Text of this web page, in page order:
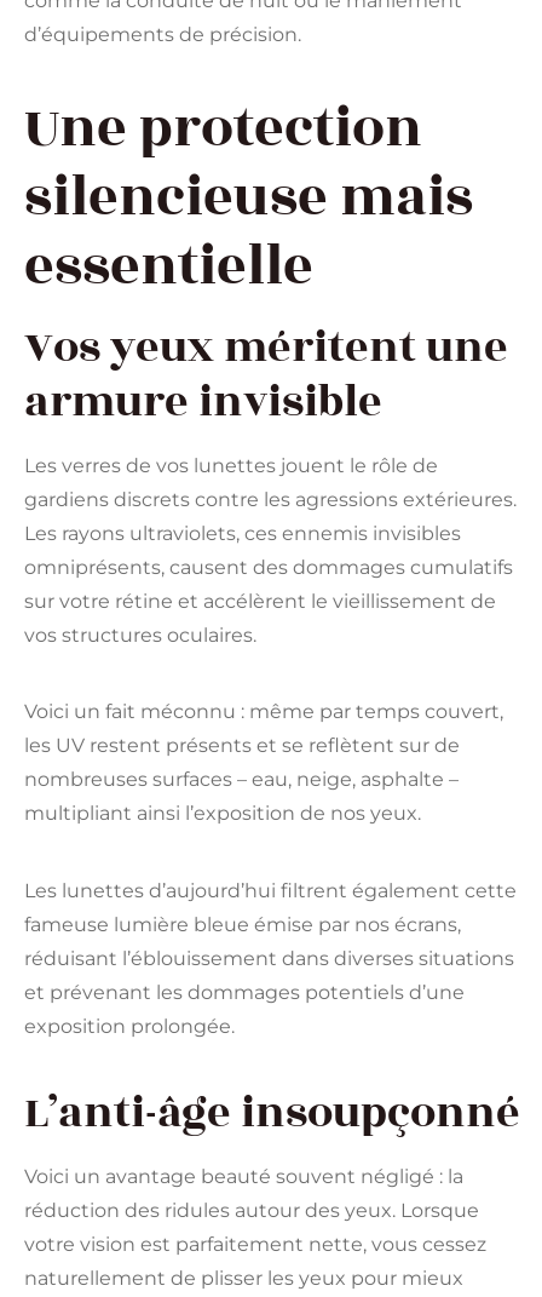
d’équipements de précision.
Une protection
silencieuse mais
essentielle
Vos yeux méritent une
armure invisible
Les verres de vos lunettes jouent le rôle de
gardiens discrets contre les agressions extérieures.
Les rayons ultraviolets, ces ennemis invisibles
omniprésents, causent des dommages cumulatifs
sur votre rétine et accélèrent le vieillissement de
vos structures oculaires.
Voici un fait méconnu : même par temps couvert,
les UV restent présents et se reflètent sur de
nombreuses surfaces – eau, neige, asphalte –
multipliant ainsi l’exposition de nos yeux.
Les lunettes d’aujourd’hui filtrent également cette
fameuse lumière bleue émise par nos écrans,
réduisant l’éblouissement dans diverses situations
et prévenant les dommages potentiels d’une
exposition prolongée.
L’anti-âge insoupçonné
Voici un avantage beauté souvent négligé : la
réduction des ridules autour des yeux. Lorsque
votre vision est parfaitement nette, vous cessez
naturellement de plisser les yeux pour mieux